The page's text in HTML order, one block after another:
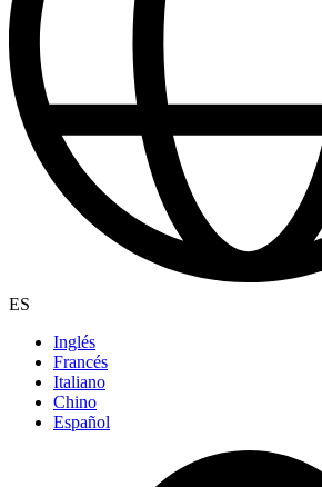
ES
Inglés
Francés
Italiano
Chino
Español